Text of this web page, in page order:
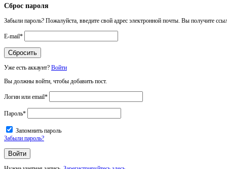
Сброс пароля
Забыли пароль? Пожалуйста, введите свой адрес электронной почты. Вы получите
E-mail*
Уже есть аккаунт? Войти
Вы должны войти, чтобы добавить пост.
Логин или email*
Пароль*
Запомнить пароль
Забыли пароль?